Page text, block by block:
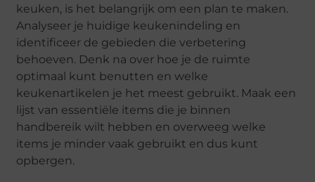
keuken, is het belangrijk om een plan te maken.
Analyseer je huidige keukenindeling en
identificeer de gebieden die verbetering
behoeven. Denk na over hoe je de ruimte
optimaal kunt benutten en welke
keukenartikelen je het meest gebruikt. Maak een
lijst van essentiële items die je binnen
handbereik wilt hebben en overweeg welke
items je minder vaak gebruikt en dus kunt
opbergen.